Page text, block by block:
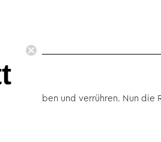
geben und verrühren. Nun die